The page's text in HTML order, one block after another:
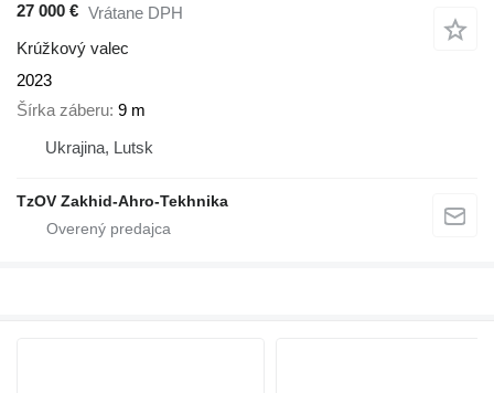
27 000 € Vrátane DPH
Krúžkový valec
2023
Šírka záberu 9 m
Ukrajina, Lutsk
TzOV Zakhid-Ahro-Tekhnika